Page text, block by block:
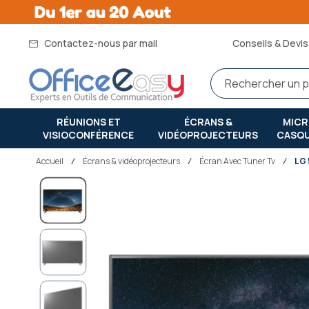
Contactez-nous par mail Conseils &
RÉUNIONS ET
VISIOCONFÉRENCE
ÉCRANS &
VIDÉOPROJECTEURS
Accueil écrans & vidéoprojecteurs Écran Avec Tuner Tv LG
Passer
fin
de
galerie
d’images